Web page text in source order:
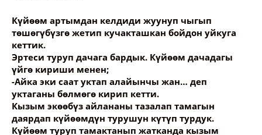
Күйөөм артымдан келдиди жуунуп чыгып
төшөгүбүзгө жетип кучакташкан бойдон уйкуга
кеттик.
Эртеси туруп дачага бардык. Күйөөм дачадагы
үйгө кириши менен;
-Айка эки саат уктап алайынчы жан… деп
уктаганы бөлмөгө кирип кетти.
Кызым экөөбүз айлананы тазалап тамагын
даярдап күйөөмдүн турушун күтүп турдук.
Күйөөм туруп тамактанып жатканда кызым